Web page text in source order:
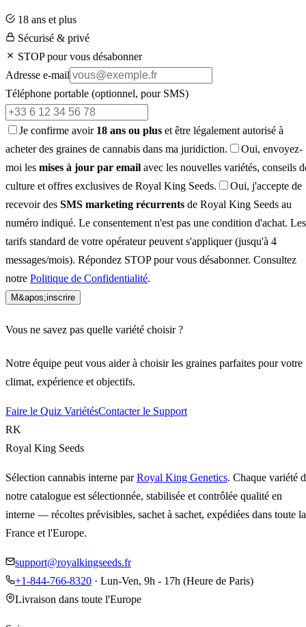
18 ans et plus
Sécurisé & privé
STOP pour vous désabonner
Adresse e-mail
Téléphone portable (optionnel, pour SMS)
Je confirme avoir 18 ans ou plus et être légalement autorisé à
acheter des graines de cannabis dans ma juridiction.
Oui, envoyez-
moi les mises à jour par email avec les nouvelles variétés, conseils
culture et offres exclusives de Royal King Seeds.
Oui, j'accepte de
recevoir des SMS marketing récurrents de Royal King Seeds au
numéro indiqué. Le consentement n'est pas une condition d'achat. Les
tarifs standard de votre opérateur peuvent s'appliquer (jusqu'à 4
messages/mois). Répondez STOP pour vous désabonner. Consultez
notre Politique de Confidentialité.
M&apos;inscrire
Vous ne savez pas quelle variété choisir ?
Notre équipe peut vous aider à choisir les graines parfaites pour votre
climat, expérience et objectifs.
Faire le Quiz VariétésContacter le Support
RK
Royal King Seeds
Sélection cannabis interne parRoyal King Genetics. Chaque variété
notre catalogue est sélectionnée, stabilisée et contrôlée qualité en
interne — récoltes prévisibles, sachet à sachet, expédiées dans toute la
France et l'Europe.
support@royalkingseeds.fr
+1-844-766-8320 · Lun-Ven, 9h - 17h (Heure de Paris)
Livraison dans toute l'Europe